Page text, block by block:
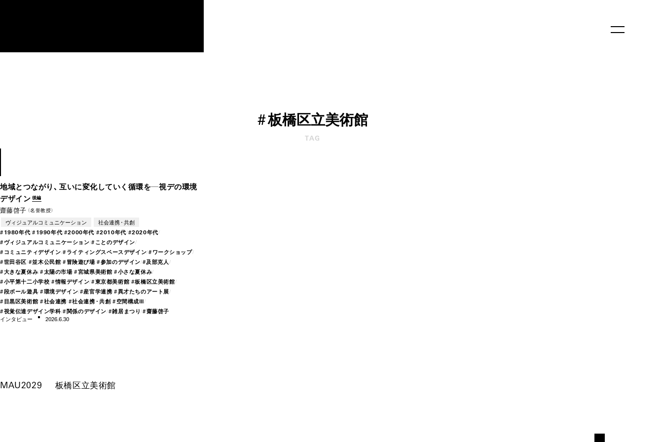
#板橋区立美術館
TAG
地域とつながり、互いに変化していく循環を―視デの環境
デザイン 後編
齋藤啓子 （名誉教授）
ヴィジュアルコミュニケーション
社会連携・共創
#1980年代 #1990年代 #2000年代 #2010年代 #2020年代
#ヴィジュアルコミュニ ケーション # ことのデザイン
#コミュニティデザイン #ライティングスペースデザイン #ワークショップ
#世田谷区 #並木公民館 #冒険遊び場 #参加のデザイン #及部克人
#大きな夏休み #太陽の市場 #宮城県美術館 #小さな夏休み
#小平第十二小学校 #情報デザイン #東京都美術館 #板橋区立美術館
#段ボール遊具 #環境デザイン #産官学連携 #異才たちのアー ト展
#目黒区美術館 #社会連携 #社会連携・共創 #空間構成Ⅲ
#視覚伝達デザイン学科 #関係のデザイン #雑居まつり #齋藤啓子
インタビ ュー 2026.6.30
MAU2029 板橋区立美術館